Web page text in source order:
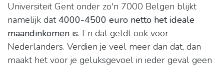
Universiteit Gent onder zo'n 7000 Belgen blijkt
namelijk dat4000-4500 euro netto het ideale
maandinkomen is. En dat geldt ook voor
Nederlanders. Verdien je veel meer dan dat, dan
maakt het voor je geluksgevoel in ieder geval geen